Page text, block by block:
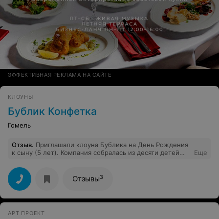
ЭФФЕКТИВНАЯ РЕКЛАМА НА САЙТЕ
КЛОУНЫ
Бублик Конфетка
Гомель
Отзыв. Приглашали клоуна Бублика на День Рождения
к сыну (5 лет). Компания собралась из десяти детей
Понравилось не только детям, но и взрослым. Фокусы,
веселые конкурсы и загадки. В конкурсах участвовали
даже дедушка с бабушкой. Спасибо большое клоуну
Бублику за хороший вечер.
Еще
Отзывы3
АРТ ПРОЕКТ